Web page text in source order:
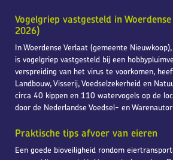
Vogelgriep vastgesteld in
2026)
In Woerdense Verlaat (gemeente
is vogelgriep vastgesteld bij een
verspreiding van het virus te voorkomen,
Landbouw, Visserij, Voedselzekerheid en
circa 40 kippen en 110 watervogels op de
door de Nederlandse Voedsel- en
Praktische tips afvoer van eieren
Een goede bioveiligheid rondom